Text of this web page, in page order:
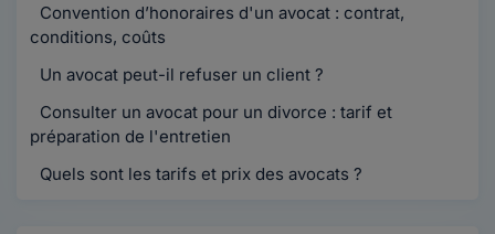
Convention d’honoraires d'un avocat : contrat,
conditions, coûts
Un avocat peut-il refuser un client ?
Consulter un avocat pour un divorce : tarif et
préparation de l'entretien
Quels sont les tarifs et prix des avocats ?